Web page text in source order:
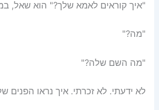
"איך קוראים לאמא שלך?" הוא שאל,
"מה?"
"מה השם שלה?"
לא ידעתי. לא זכרתי. איך נראו הפנים